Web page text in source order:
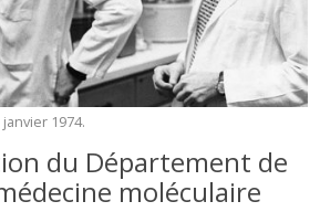
1974.
du Département de
moléculaire